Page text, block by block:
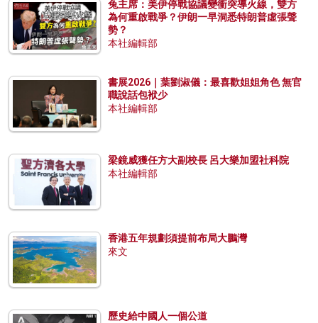
兔主席：美伊停戰協議變衝突導火線，雙方
為何重啟戰爭？伊朗一早洞悉特朗普虛張聲
勢？
本社編輯部
書展2026｜葉劉淑儀：最喜歡姐姐角色 無官
職說話包袱少
本社編輯部
梁鏡威獲任方大副校長 呂大樂加盟社科院
本社編輯部
香港五年規劃須提前布局大鵬灣
來文
歷史給中國人一個公道